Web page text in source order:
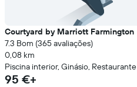
Courtyard by Marriott Farmington
7.3 Bom (365 avaliações)
0,08 km
Piscina interior, Ginásio, Restaurante
95 €+